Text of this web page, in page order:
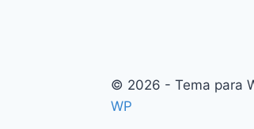
© 2026 - Tema para
WP